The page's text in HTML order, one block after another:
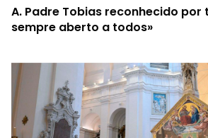
A. Padre Tobias reconhecido por
sempre aberto a todos»